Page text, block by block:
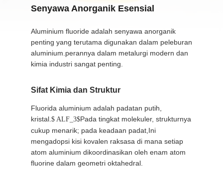
KAMI
BERITA
KASUS
MINTA
KUTIPAN
Senyawa Anorganik Esensial
Aluminium fluoride adalah senyawa anorganik
penting yang terutama digunakan dalam peleburan
aluminium.perannya dalam metalurgi modern dan
kimia industri sangat penting.
Sifat Kimia dan Struktur
Fluorida aluminium adalah padatan putih,
kristal. $ ALF_3$Pada tingkat molekuler, strukturnya
cukup menarik; pada keadaan padat,Ini
mengadopsi kisi kovalen raksasa di mana setiap
atom aluminium dikoordinasikan oleh enam atom
fluorine dalam geometri oktahedral.